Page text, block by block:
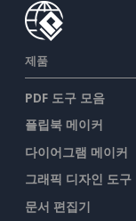
제품
PDF 도구 모음
플립북 메이커
다이어그램 메이커
그래픽 디자인 도구
문서 편집기